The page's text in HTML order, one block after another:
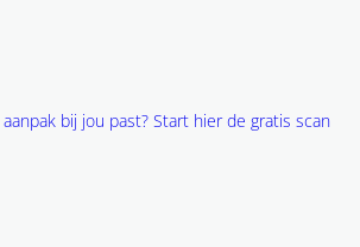
bij jou past? Start hier de gratis scan